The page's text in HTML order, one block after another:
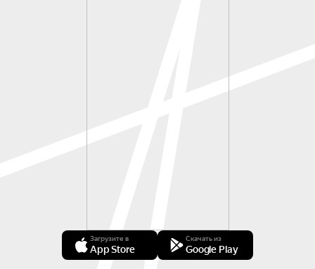
Загрузите в
App Store
Скачать из
Google Play